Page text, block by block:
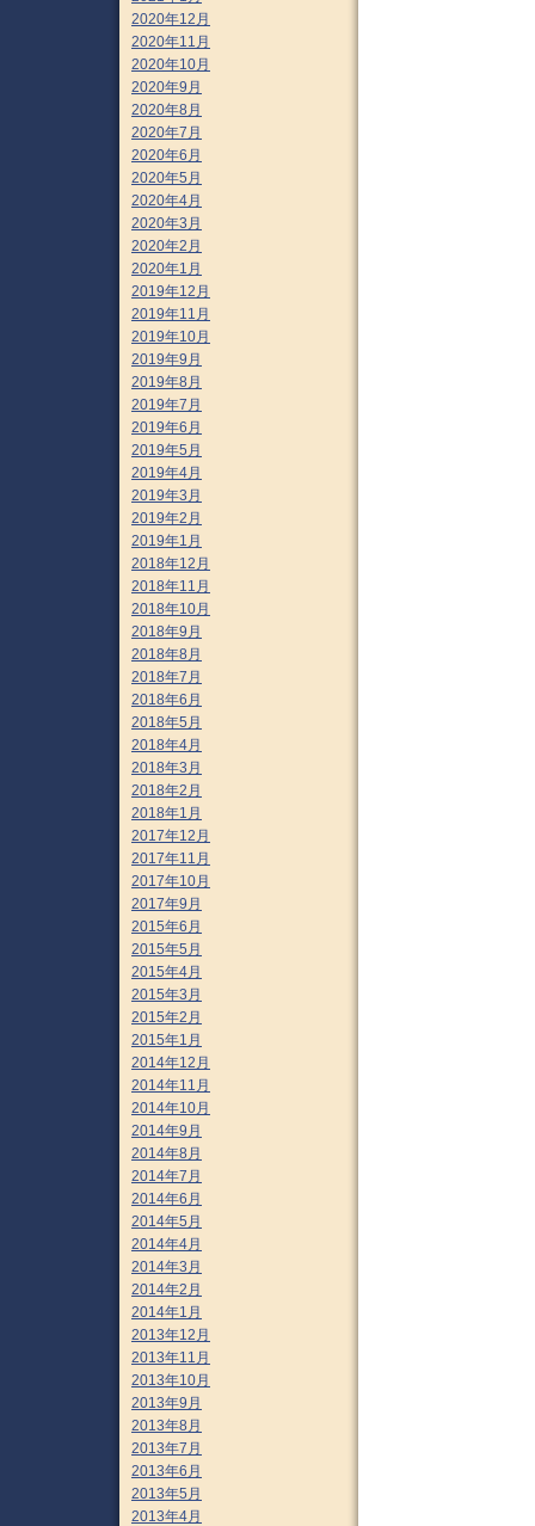
2020年12月
2020年11月
2020年10月
2020年9月
2020年8月
2020年7月
2020年6月
2020年5月
2020年4月
2020年3月
2020年2月
2020年1月
2019年12月
2019年11月
2019年10月
2019年9月
2019年8月
2019年7月
2019年6月
2019年5月
2019年4月
2019年3月
2019年2月
2019年1月
2018年12月
2018年11月
2018年10月
2018年9月
2018年8月
2018年7月
2018年6月
2018年5月
2018年4月
2018年3月
2018年2月
2018年1月
2017年12月
2017年11月
2017年10月
2017年9月
2015年6月
2015年5月
2015年4月
2015年3月
2015年2月
2015年1月
2014年12月
2014年11月
2014年10月
2014年9月
2014年8月
2014年7月
2014年6月
2014年5月
2014年4月
2014年3月
2014年2月
2014年1月
2013年12月
2013年11月
2013年10月
2013年9月
2013年8月
2013年7月
2013年6月
2013年5月
2013年4月